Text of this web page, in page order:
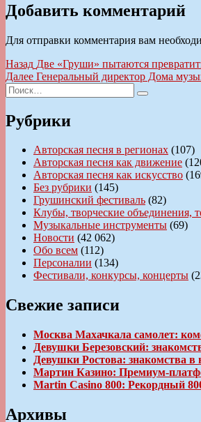
Добавить комментарий
Для отправки комментария вам
Навигация
по
записям
Назад Предыдущая
запись:
Две «Груши» пытаются
Далее Следующая
Генеральный директор Дома
Искать:
Поиск
Рубрики
Авторская песня в регионах (107)
Авторская песня как движение
Авторская песня как искусство
Без рубрики (145)
Грушинский фестиваль (82)
Клубы, творческие объединения,
Музыкальные инструменты (69)
Новости (42 062)
Обо всем (112)
Персоналии (134)
Фестивали, конкурсы, концерты
Свежие записи
Москва Махачкала самолет:
Девушки Березовский:
Девушки Ростова: знакомства в
Мартин Казино: Премиум-
Martin Casino 800: Рекордный
Архивы